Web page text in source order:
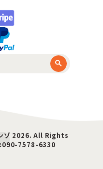
ゾ 2026. All Rights
7578-6330